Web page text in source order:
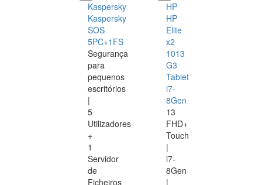
Kaspersky
Kaspersky
SOS
5PC+1FS
Segurança
para
pequenos
escritórios
|
5
Utilizadores
+
1
Servidor
de
Ficheiros
HP
HP
Elite
x2
1013
G3
Tablet
i7-
8Gen
13
FHD+
Touch
|
i7-
8Gen
|